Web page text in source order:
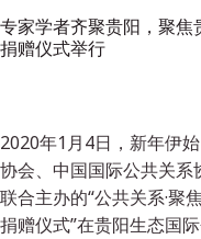
专家学者齐聚贵阳，聚
捐赠仪式举行
2020年1月4日，新年伊
协会、中国国际公共关
联合主办的“公共关系·聚
捐赠仪式”在贵阳生态国